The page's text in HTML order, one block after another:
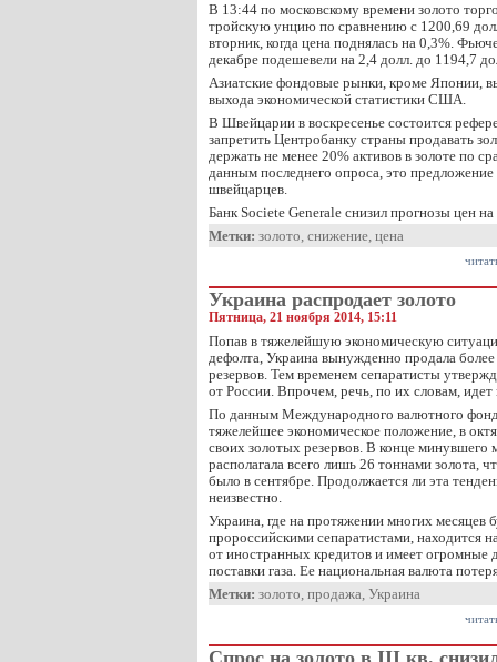
В 13:44 по московскому времени золото
тройскую унцию по сравнению с 1200,69
вторник, когда цена поднялась на 0,3%.
декабре подешевели на 2,4 долл. до 1194,7
Азиатские фондовые рынки, кроме Японии,
выхода экономической статистики США.
В Швейцарии в воскресенье состоится
запретить Центробанку страны продавать
держать не менее 20% активов в золоте по
данным последнего опроса, это
швейцарцев.
Банк Societe Generale снизил прогнозы цен
Метки: золото, снижение, цена
Украина распродает золото
Пятница, 21 ноября 2014, 15:11
Попав в тяжелейшую экономическую
дефолта, Украина вынужденно продала
резервов. Тем временем сепаратисты
от России. Впрочем, речь, по их словам,
По данным Международного валютного
тяжелейшее экономическое положение, в
своих золотых резервов. В конце минувшего
располагала всего лишь 26 тоннами золота,
было в сентябре. Продолжается ли эта
неизвестно.
Украина, где на протяжении многих месяцев
пророссийскими сепаратистами, находится
от иностранных кредитов и имеет огромные
поставки газа. Ее национальная валюта
Метки: золото, продажа, Украина
Спрос на золото в III кв.